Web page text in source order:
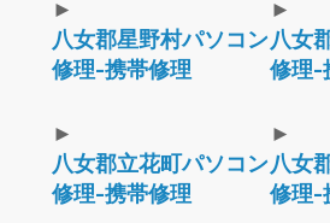
►
八女郡星野村パソコン
修理-携帯修理
►
八女
修理-
►
八女郡立花町パソコン
修理-携帯修理
►
八女
修理-